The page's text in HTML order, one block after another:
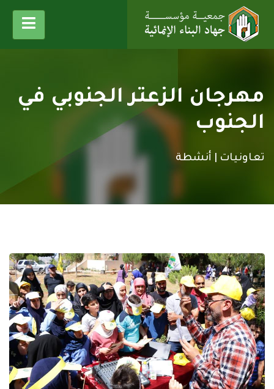
مهرجان الزعتر الجنوبي في
الجنوب
تعاونيات | أنشطة